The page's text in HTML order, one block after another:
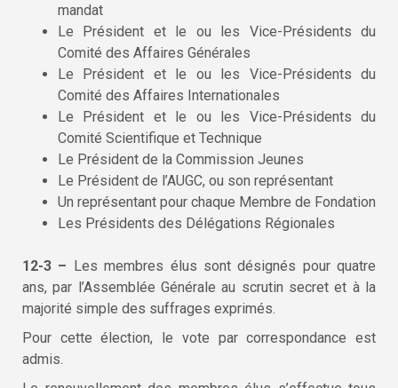
mandat
Le Président et le ou les Vice-Présidents du
Comité des Affaires Générales
Le Président et le ou les Vice-Présidents du
Comité des Affaires Internationales
Le Président et le ou les Vice-Présidents du
Comité Scientifique et Technique
Le Président de la Commission Jeunes
Le Président de l’AUGC, ou son représentant
Un représentant pour chaque Membre de Fondation
Les Présidents des Délégations Régionales
12-3 – Les membres élus sont désignés pour quatre
ans, par l’Assemblée Générale au scrutin secret et à la
majorité simple des suffrages exprimés.
Pour cette élection, le vote par correspondance est
admis.